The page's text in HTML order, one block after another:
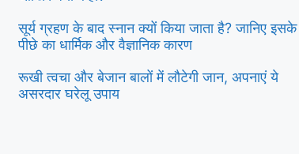
सूर्य ग्रहण के बाद स्नान क्यों किया जाता है? जानिए इसके
पीछे का धार्मिक और वैज्ञानिक कारण
रूखी त्वचा और बेजान बालों में लौटेगी जान, अपनाएं ये
असरदार घरेलू उपाय